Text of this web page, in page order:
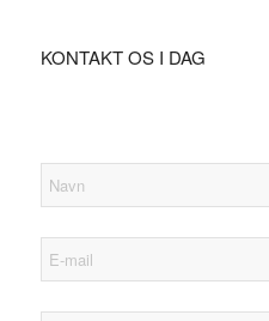
KONTAKT OS I DAG